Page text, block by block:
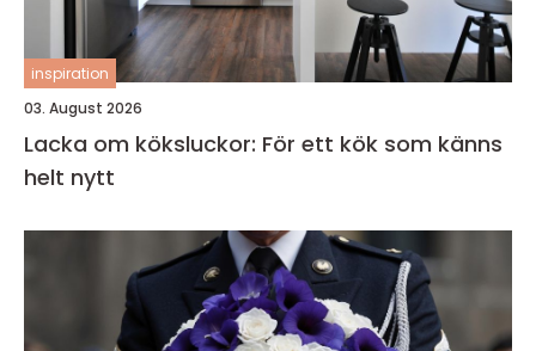
inspiration
03. August 2026
Lacka om köksluckor: För ett kök som känns
helt nytt